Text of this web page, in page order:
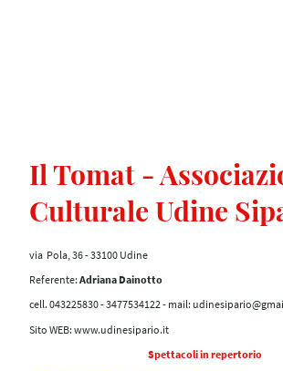
Il Tomat -
Culturale Udine
via Pola, 36 - 33100 Udine
Referente: Adriana Dainotto
cell. 043225830 - 3477534122 - mail:
Sito WEB: www.udinesipario.it
Spettacoli in repertorio